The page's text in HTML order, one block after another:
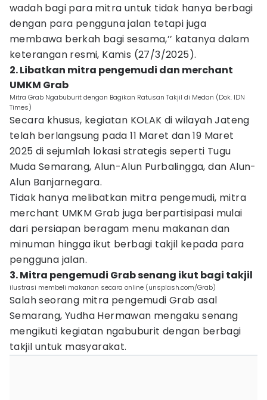
wadah bagi para mitra untuk tidak hanya berbagi
dengan para pengguna jalan tetapi juga
membawa berkah bagi sesama,’’ katanya dalam
keterangan resmi, Kamis (27/3/2025).
2. Libatkan mitra pengemudi dan merchant
UMKM Grab
Mitra Grab Ngabuburit dengan Bagikan Ratusan Takjil di Medan (Dok. IDN
Times)
Secara khusus, kegiatan KOLAK di wilayah Jateng
telah berlangsung pada 11 Maret dan 19 Maret
2025 di sejumlah lokasi strategis seperti Tugu
Muda Semarang, Alun-Alun Purbalingga, dan Alun-
Alun Banjarnegara.
Tidak hanya melibatkan mitra pengemudi, mitra
merchant UMKM Grab juga berpartisipasi mulai
dari persiapan beragam menu makanan dan
minuman hingga ikut berbagi takjil kepada para
pengguna jalan.
3. Mitra pengemudi Grab senang ikut bagi takjil
ilustrasi membeli makanan secara online (unsplash.com/Grab)
Salah seorang mitra pengemudi Grab asal
Semarang, Yudha Hermawan mengaku senang
mengikuti kegiatan ngabuburit dengan berbagi
takjil untuk masyarakat.